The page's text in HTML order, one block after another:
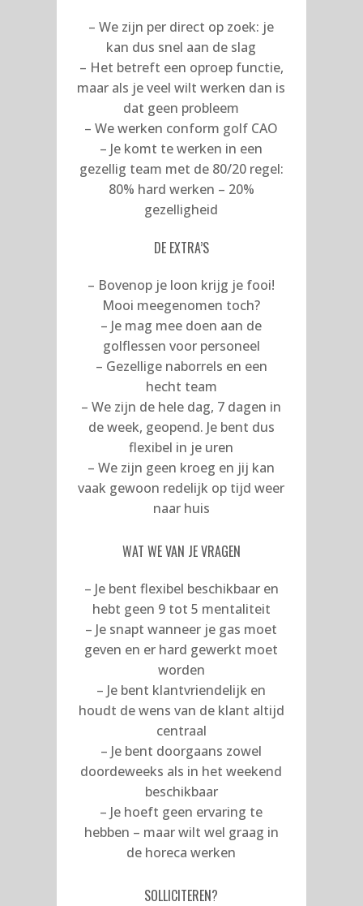
– We zijn per direct op zoek: je
kan dus snel aan de slag
– Het betreft een oproep functie,
maar als je veel wilt werken dan is
dat geen probleem
– We werken conform golf CAO
– Je komt te werken in een
gezellig team met de 80/20 regel:
80% hard werken – 20%
gezelligheid
DE EXTRA’S
– Bovenop je loon krijg je fooi!
Mooi meegenomen toch?
– Je mag mee doen aan de
golflessen voor personeel
– Gezellige naborrels en een
hecht team
– We zijn de hele dag, 7 dagen in
de week, geopend. Je bent dus
flexibel in je uren
– We zijn geen kroeg en jij kan
vaak gewoon redelijk op tijd weer
naar huis
WAT WE VAN JE VRAGEN
– Je bent flexibel beschikbaar en
hebt geen 9 tot 5 mentaliteit
– Je snapt wanneer je gas moet
geven en er hard gewerkt moet
worden
– Je bent klantvriendelijk en
houdt de wens van de klant altijd
centraal
– Je bent doorgaans zowel
doordeweeks als in het weekend
beschikbaar
– Je hoeft geen ervaring te
hebben – maar wilt wel graag in
de horeca werken
SOLLICITEREN?